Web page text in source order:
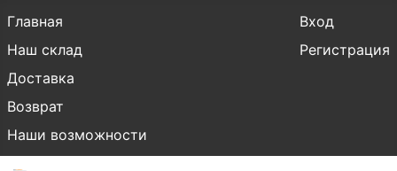
Главная
Наш склад
Доставка
Возврат
Наши возможности
Вход
Регистрация